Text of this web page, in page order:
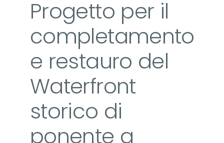
Progetto per il
completamento
e restauro del
Waterfront
storico di
ponente a